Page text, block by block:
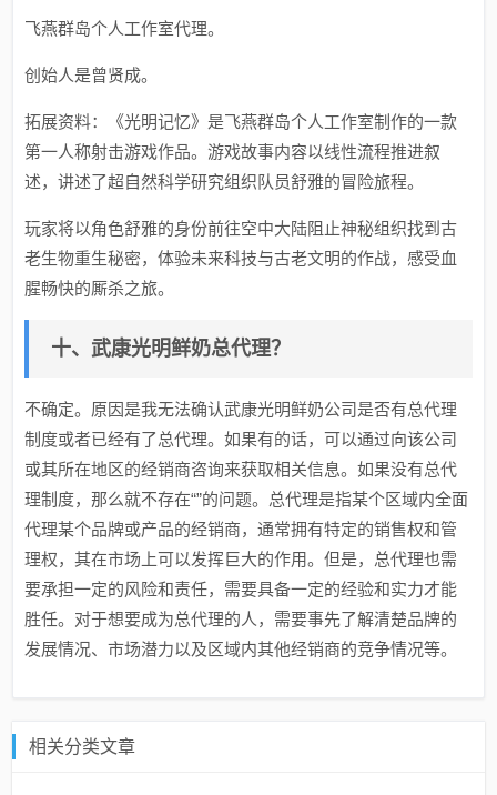
飞燕群岛个人工作室代理。
创始人是曾贤成。
拓展资料：《光明记忆》是飞燕群岛个人工作室制作的一款
第一人称射击游戏作品。游戏故事内容以线性流程推进叙
述，讲述了超自然科学研究组织队员舒雅的冒险旅程。
玩家将以角色舒雅的身份前往空中大陆阻止神秘组织找到古
老生物重生秘密，体验未来科技与古老文明的作战，感受血
腥畅快的厮杀之旅。
十、武康光明鲜奶总代理？
不确定。原因是我无法确认武康光明鲜奶公司是否有总代理
制度或者已经有了总代理。如果有的话，可以通过向该公司
或其所在地区的经销商咨询来获取相关信息。如果没有总代
理制度，那么就不存在“”的问题。总代理是指某个区域内全面
代理某个品牌或产品的经销商，通常拥有特定的销售权和管
理权，其在市场上可以发挥巨大的作用。但是，总代理也需
要承担一定的风险和责任，需要具备一定的经验和实力才能
胜任。对于想要成为总代理的人，需要事先了解清楚品牌的
发展情况、市场潜力以及区域内其他经销商的竞争情况等。
相关分类文章